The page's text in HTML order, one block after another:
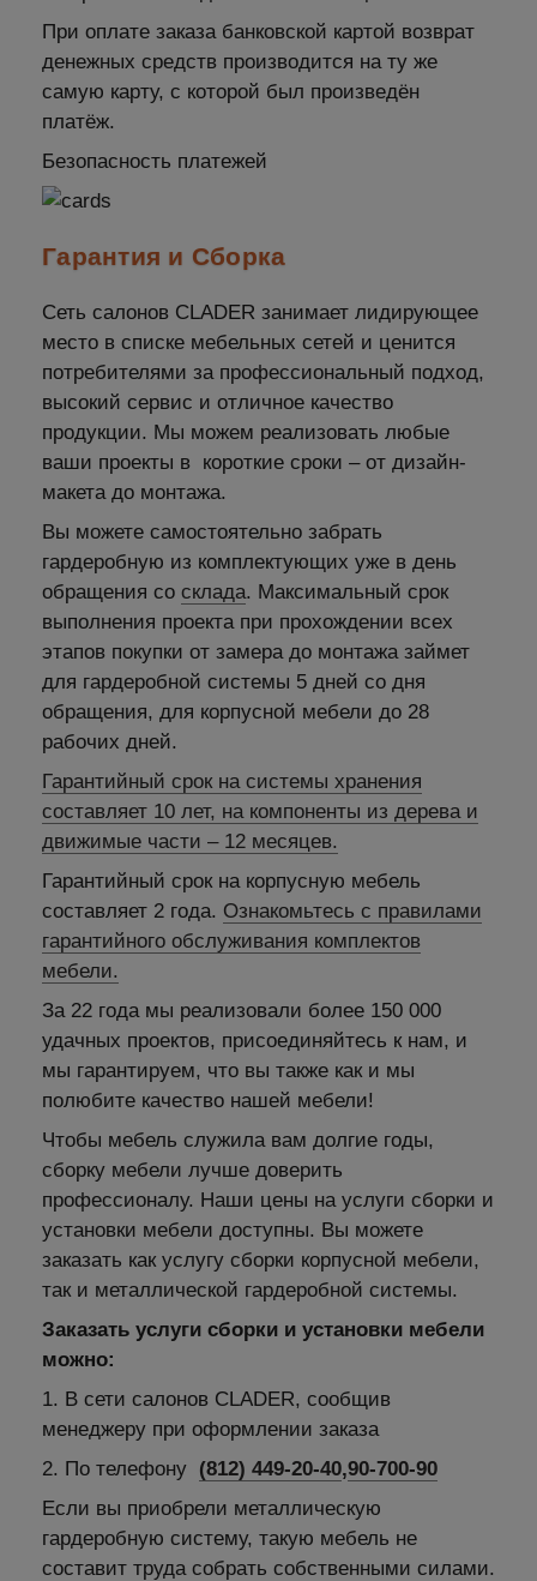
При оплате заказа банковской картой возврат
денежных средств производится на ту же
самую карту, с которой был произведён
платёж.
Безопасность платежей
Гарантия и Сборка
Сеть салонов CLADER занимает лидирующее
место в списке мебельных сетей и ценится
потребителями за профессиональный подход,
высокий сервис и отличное качество
продукции. Мы можем реализовать любые
ваши проекты в короткие сроки – от дизайн-
макета до монтажа.
Вы можете самостоятельно забрать
гардеробную из комплектующих уже в день
обращения со склада. Максимальный срок
выполнения проекта при прохождении всех
этапов покупки от замера до монтажа займет
для гардеробной системы 5 дней со дня
обращения, для корпусной мебели до 28
рабочих дней.
Гарантийный срок на системы хранения
составляет 10 лет, на компоненты из дерева и
движимые части – 12 месяцев.
Гарантийный срок на корпусную мебель
составляет 2 года. Ознакомьтесь с правилами
гарантийного обслуживания комплектов
мебели.
За 22 года мы реализовали более 150 000
удачных проектов, присоединяйтесь к нам, и
мы гарантируем, что вы также как и мы
полюбите качество нашей мебели!
Чтобы мебель служила вам долгие годы,
сборку мебели лучше доверить
профессионалу. Наши цены на услуги сборки и
установки мебели доступны. Вы можете
заказать как услугу сборки корпусной мебели,
так и металлической гардеробной системы.
Заказать услуги сборки и установки мебели
можно:
1. В сети салонов CLADER, сообщив
менеджеру при оформлении заказа
2. По телефону (812) 449-20-40,90-700-90
Если вы приобрели металлическую
гардеробную систему, такую мебель не
составит труда собрать собственными силами.